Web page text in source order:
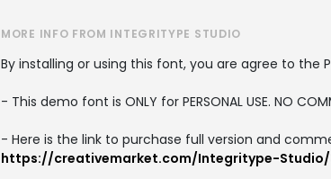
MORE INFO FROM INTEGRITYPE STUDIO
By installing or using this font, you are agree to the
- This demo font is ONLY for PERSONAL USE. NO
- Here is the link to purchase full version and
https://creativemarket.com/Integritype-Studio/